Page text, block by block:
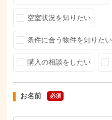
空室状況を知りたい
条件に合う物件を知りたい
購入の相談をしたい
お名前 必須